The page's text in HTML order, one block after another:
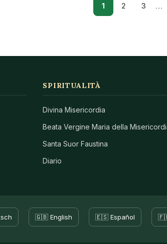
1 2 3 …
SPIRITUALITÀ
Divina Misericordia
Beata Vergine Maria della
Santa Suor Faustina
Diario
🇬🇧 English 🇪🇸 Español